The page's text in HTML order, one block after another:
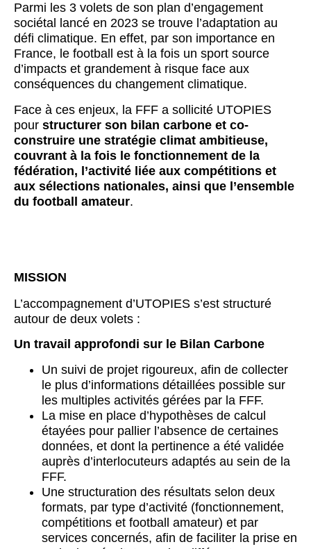
Parmi les 3 volets de son plan d’engagement
sociétal lancé en 2023 se trouve l’adaptation au
défi climatique. En effet, par son importance en
France, le football est à la fois un sport source
d’impacts et grandement à risque face aux
conséquences du changement climatique.
Face à ces enjeux, la FFF a sollicité UTOPIES
pour structurer son bilan carbone et co-
construire une stratégie climat ambitieuse,
couvrant à la fois le fonctionnement de la
fédération, l’activité liée aux compétitions et
aux sélections nationales, ainsi que l’ensemble
du football amateur.
MISSION
L’accompagnement d’UTOPIES s’est structuré
autour de deux volets :
Un travail approfondi sur le Bilan Carbone
Un suivi de projet rigoureux, afin de collecter
le plus d’informations détaillées possible sur
les multiples activités gérées par la FFF.
La mise en place d’hypothèses de calcul
étayées pour pallier l’absence de certaines
données, et dont la pertinence a été validée
auprès d’interlocuteurs adaptés au sein de la
FFF.
Une structuration des résultats selon deux
formats, par type d’activité (fonctionnement,
compétitions et football amateur) et par
services concernés, afin de faciliter la prise en